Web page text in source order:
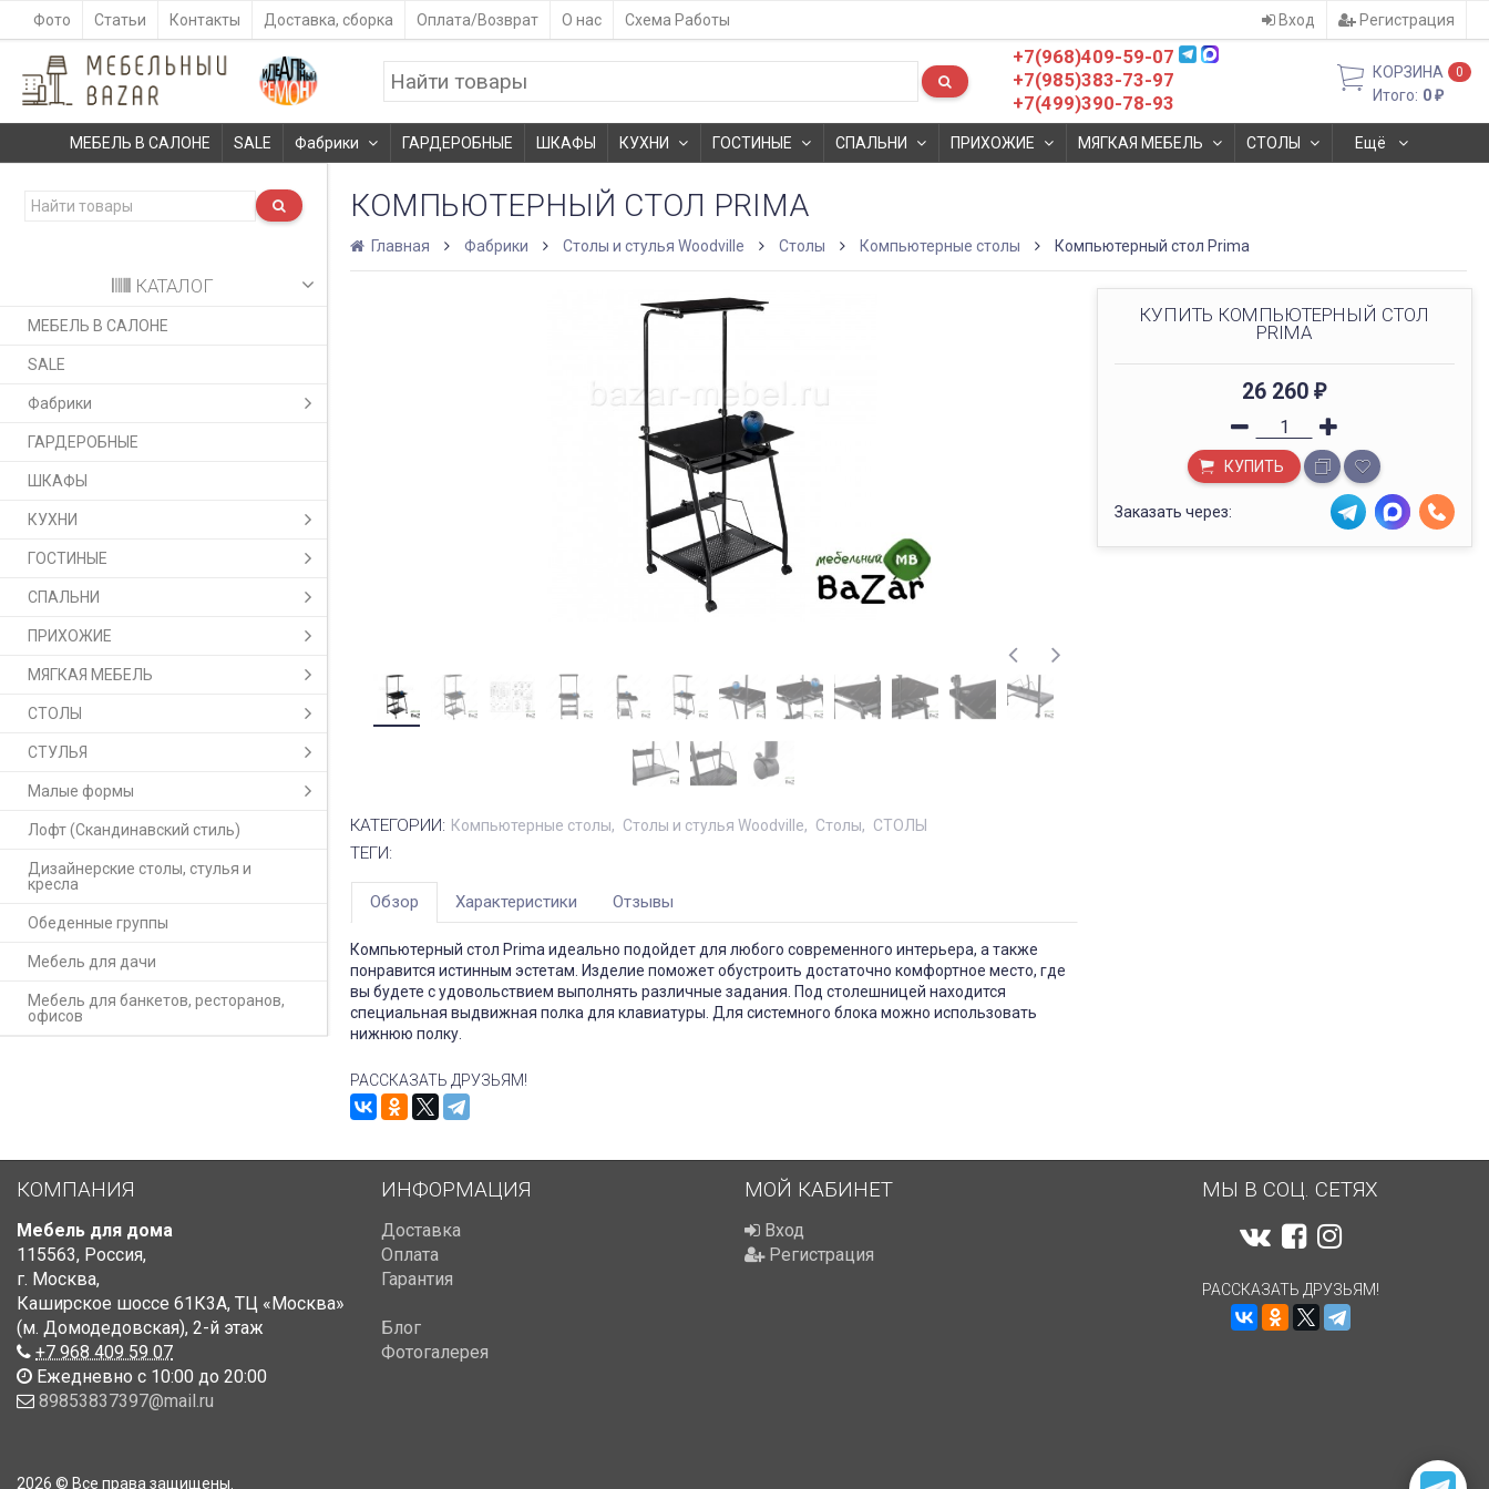
Фото Статьи Контакты Доставка, сборка Оплата/Возврат О нас Схема Работы Вход Регистрация
+7(968)409-59-07
+7(985)383-73-97
+7(499)390-78-93
КОРЗИНА 0
Итого: 0₽
МЕБЕЛЬ В САЛОНЕ SALE Фабрики ГАРДЕРОБНЫЕ ШКАФЫ КУХНИ ГОСТИНЫЕ СПАЛЬНИ ПРИХОЖИЕ МЯГКАЯ МЕБЕЛЬ СТОЛЫ Ещё
КАТАЛОГ
МЕБЕЛЬ В САЛОНЕ
SALE
Фабрики
ГАРДЕРОБНЫЕ
ШКАФЫ
КУХНИ
ГОСТИНЫЕ
СПАЛЬНИ
ПРИХОЖИЕ
МЯГКАЯ МЕБЕЛЬ
СТОЛЫ
СТУЛЬЯ
Малые формы
Лофт (Скандинавский стиль)
Дизайнерские столы, стулья и
кресла
Обеденные группы
Мебель для дачи
Мебель для банкетов, ресторанов,
офисов
КОМПЬЮТЕРНЫЙ СТОЛ PRIMA
Главная Фабрики Столы и стулья Woodville Столы Компьютерные столы Компьютерный стол Prima
КУПИТЬ КОМПЬЮТЕРНЫЙ СТОЛ
PRIMA
26 260₽
КУПИТЬ
Заказать через:
КАТЕГОРИИ: Компьютерные столы Столы и стулья Woodville Столы СТОЛЫ
ТЕГИ:
Обзор Характеристики Отзывы
Компьютерный стол Prima идеально подойдет для любого современного интерьера, а также
понравится истинным эстетам. Изделие поможет обустроить достаточно комфортное место, где
вы будете с удовольствием выполнять различные задания. Под столешницей находится
специальная выдвижная полка для клавиатуры. Для системного блока можно использовать
нижнюю полку.
РАССКАЗАТЬ ДРУЗЬЯМ!
КОМПАНИЯ
Мебель для дома
115563, Россия,
г. Москва,
Каширское шоссе 61К3А, ТЦ «Москва»
(м. Домодедовская), 2-й этаж
+7 968 409 59 07
Ежедневно с 10:00 до 20:00
89853837397@mail.ru
ИНФОРМАЦИЯ
Доставка
Оплата
Гарантия
Блог
Фотогалерея
МОЙ КАБИНЕТ
Вход
Регистрация
МЫ В СОЦ. СЕТЯХ
РАССКАЗАТЬ ДРУЗЬЯМ!
2026 © Все права защищены.